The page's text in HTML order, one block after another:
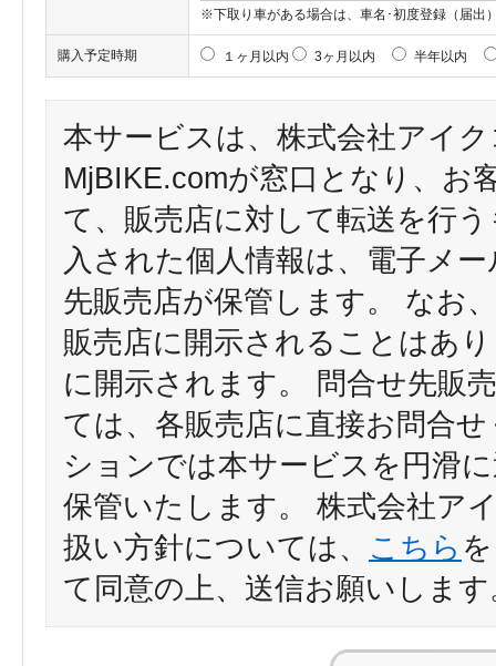
※下取り車がある場合は、車名･初度登録（届出
購入予定時期 １ヶ月以内 3ヶ月以内 半年以内
本サービスは、株式会社アイ
MjBIKE.comが窓口となり、お
て、販売店に対して転送を行
入された個人情報は、電子メ
先販売店が保管します。 なお
販売店に開示されることはあ
に開示されます。 問合せ先販
ては、各販売店に直接お問合
ションでは本サービスを円滑
保管いたします。 株式会社ア
扱い方針については、 こちら
て同意の上、送信お願いします